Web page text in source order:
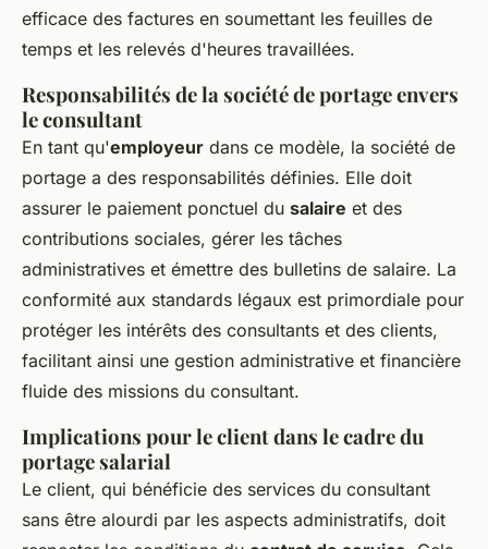
efficace des factures en soumettant les feuilles de
temps et les relevés d'heures travaillées.
Responsabilités de la société de portage envers
le consultant
En tant qu'employeur dans ce modèle, la société de
portage a des responsabilités définies. Elle doit
assurer le paiement ponctuel du salaire et des
contributions sociales, gérer les tâches
administratives et émettre des bulletins de salaire. La
conformité aux standards légaux est primordiale pour
protéger les intérêts des consultants et des clients,
facilitant ainsi une gestion administrative et financière
fluide des missions du consultant.
Implications pour le client dans le cadre du
portage salarial
Le client, qui bénéficie des services du consultant
sans être alourdi par les aspects administratifs, doit